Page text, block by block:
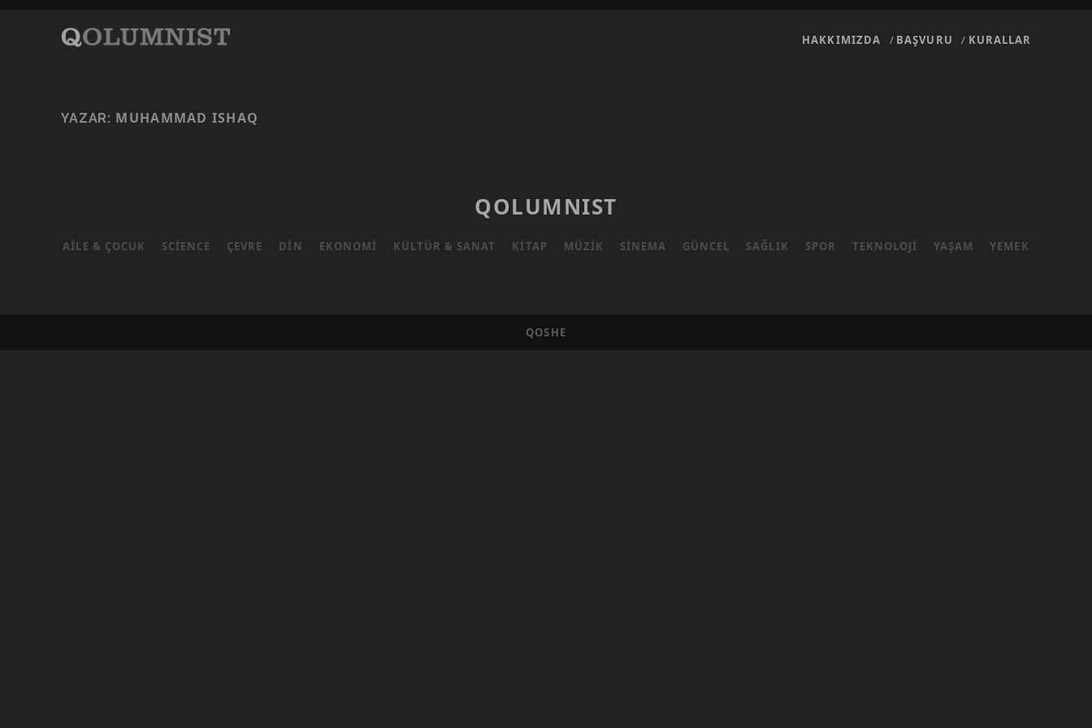
HAKKIMIZDA BAŞVURU KURALLAR
YAZAR: MUHAMMAD ISHAQ
QOLUMNIST
AILE & ÇOCUK SCIENCE ÇEVRE DIN EKONOMI KÜLTÜR & SANAT KITAP MÜZIK SINEMA GÜNCEL SAĞLIK SPOR TEKNOLOJI YAŞAM YEMEK
QOSHE